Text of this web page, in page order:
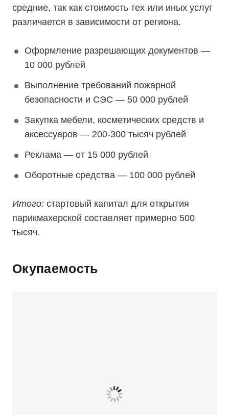
средние, так как стоимость тех или иных услуг
различается в зависимости от региона.
Оформление разрешающих документов —
10 000 рублей
Выполнение требований пожарной
безопасности и СЭС — 50 000 рублей
Закупка мебели, косметических средств и
аксессуаров — 200-300 тысяч рублей
Реклама — от 15 000 рублей
Оборотные средства — 100 000 рублей
Итого: стартовый капитал для открытия
парикмахерской составляет примерно 500
тысяч.
Окупаемость